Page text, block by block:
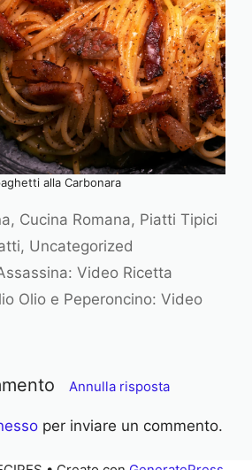
alla Carbonara
, Cucina Romana, Piatti Tipici
, Uncategorized
Video Ricetta
Olio e Peperoncino: Video
Annulla risposta
per inviare un commento.